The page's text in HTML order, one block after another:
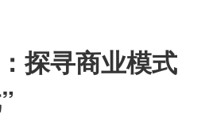
探寻商业模式